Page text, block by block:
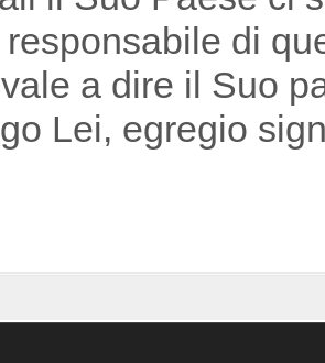
di
a dire il Suo
Lei, egregio